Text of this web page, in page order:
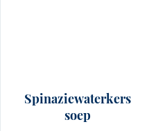
Spinaziewaterkers
soep